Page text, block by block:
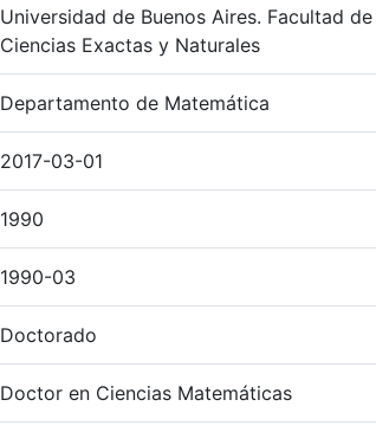
Universidad de Buenos Aires. Facultad de
Ciencias Exactas y Naturales
Departamento de Matemática
2017-03-01
1990
1990-03
Doctorado
Doctor en Ciencias Matemáticas